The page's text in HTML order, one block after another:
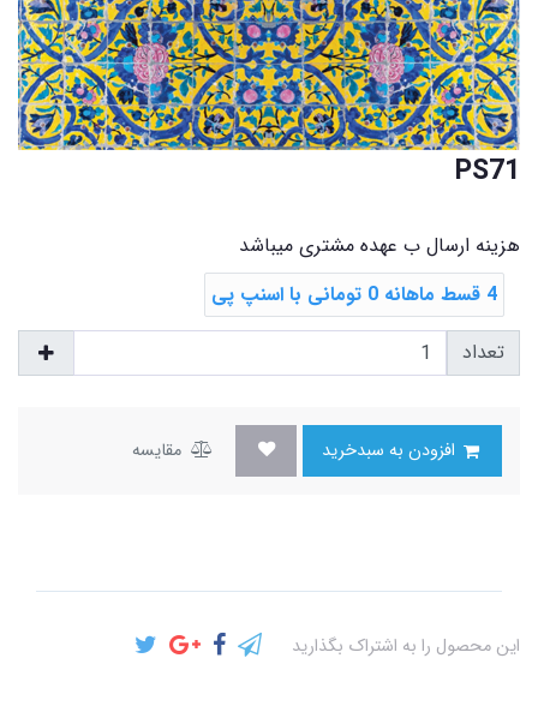
PS71
هزینه ارسال ب عهده مشتری میباشد
4 قسط ماهانه 0 تومانی با اسنپ ‌پی
تعداد
مقایسه
این محصول را به اشتراک بگذارید